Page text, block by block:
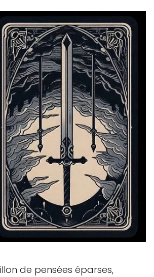
de pensées éparses,